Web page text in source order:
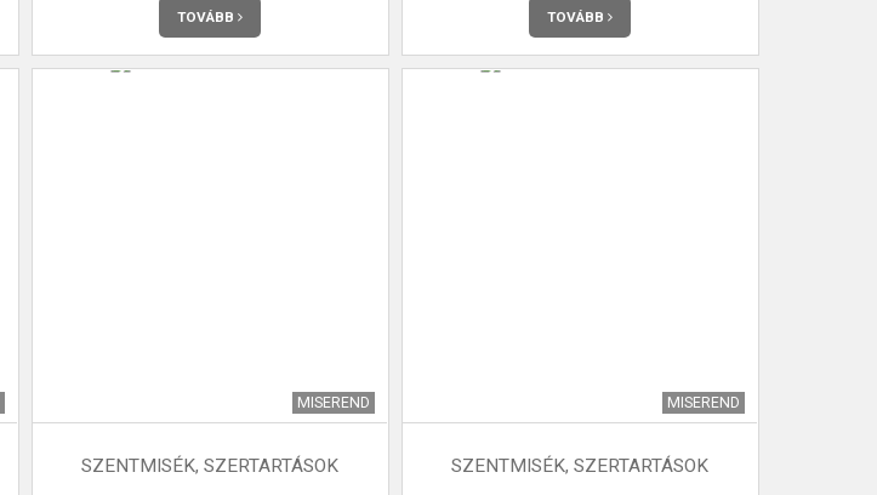
TOVÁBB TOVÁBB
MISEREND
SZENTMISÉK, SZERTARTÁSOK
MISEREND
SZENTMISÉK, SZERTARTÁSOK